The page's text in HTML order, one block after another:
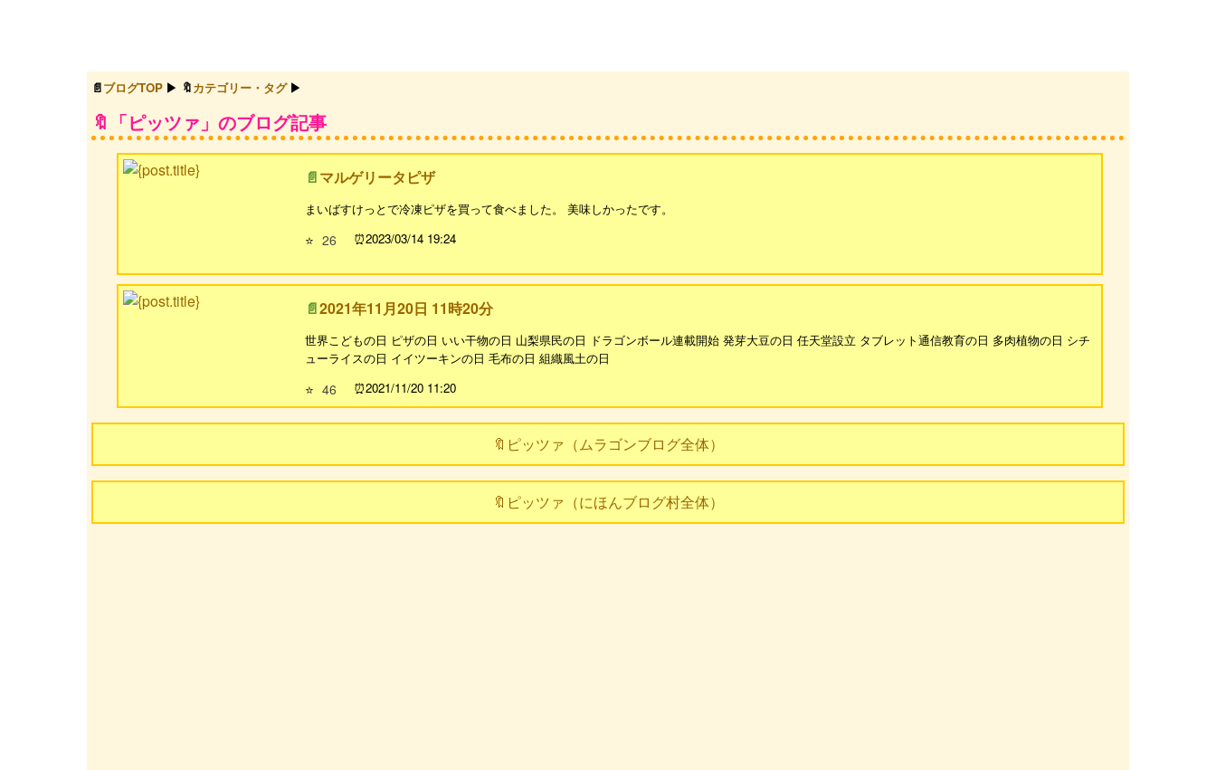
ブログTOP カテゴリー・タグ
「ピッツァ」のブログ記事
マルゲリータピザ
まいばすけっとで冷凍ピザを買って食べました。 美味しかったです。
⭐ 26 2023/03/14 19:24
2021年11月20日 11時20分
世界こどもの日 ピザの日 いい干物の日 山梨県民の日 ドラゴンボール連載開始 発芽大豆の日 任天堂設立 タブレット通信教育の日 多肉植物の日 シチ
ューライスの日 イイツーキンの日 毛布の日 組織風土の日
⭐ 46 2021/11/20 11:20
🔖ピッツァ（ムラゴンブログ全体）
🔖ピッツァ（にほんブログ村全体）